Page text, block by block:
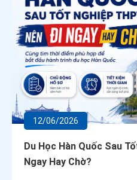
12/06/2026
Du Học Hàn Quốc Sau
Ngay Hay Chờ?